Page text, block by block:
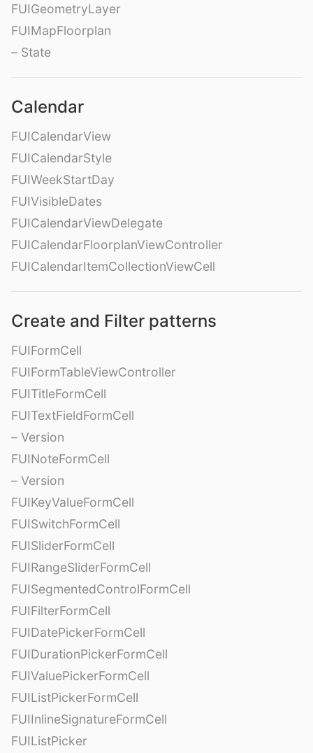
FUIGeometryLayer
FUIMapFloorplan
– State
Calendar
FUICalendarView
FUICalendarStyle
FUIWeekStartDay
FUIVisibleDates
FUICalendarViewDelegate
FUICalendarFloorplanViewController
FUICalendarItemCollectionViewCell
Create and Filter patterns
FUIFormCell
FUIFormTableViewController
FUITitleFormCell
FUITextFieldFormCell
– Version
FUINoteFormCell
– Version
FUIKeyValueFormCell
FUISwitchFormCell
FUISliderFormCell
FUIRangeSliderFormCell
FUISegmentedControlFormCell
FUIFilterFormCell
FUIDatePickerFormCell
FUIDurationPickerFormCell
FUIValuePickerFormCell
FUIListPickerFormCell
FUIInlineSignatureFormCell
FUIListPicker